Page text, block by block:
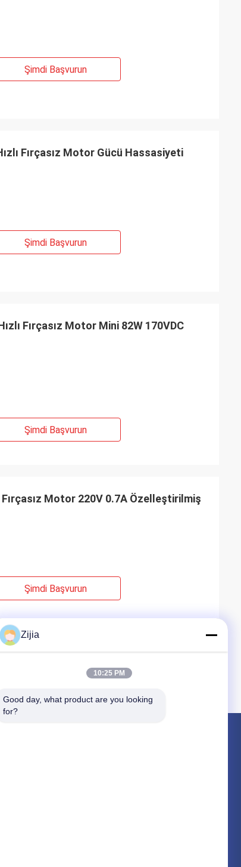
Şimdi Başvurun
Fırçasız Motor Gücü Hassasiyeti
Şimdi Başvurun
Fırçasız Motor Mini 82W 170VDC
Şimdi Başvurun
Motor 220V 0.7A Özelleştirilmiş
Şimdi Başvurun
Zijia
10:25 PM
Good day, what product are you looking
for?